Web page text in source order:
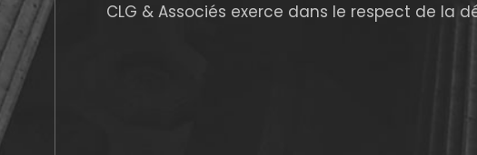
CLG & Associés exerce dans le respect de la